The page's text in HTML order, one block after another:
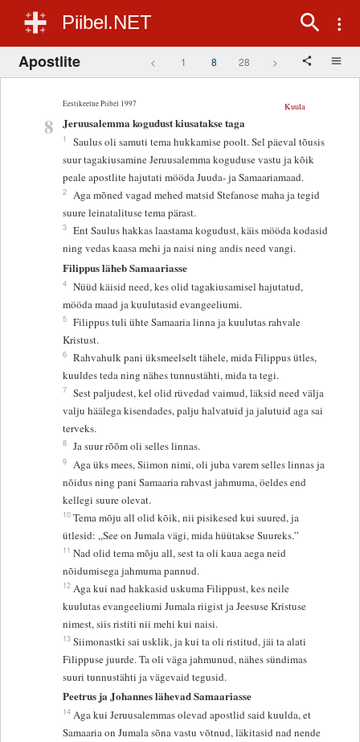
Piibel.NET
Apostlite < 1 8 28 >
Eestikeelne Piibel 1997
8
Kuula
Jeruusalemma kogudust kiusatakse taga
1
Saulus oli samuti tema hukkamise poolt. Sel päeval tõusis
suur tagakiusamine Jeruusalemma koguduse vastu ja kõik
peale apostlite hajutati mööda Juuda- ja Samaariamaad.
2 Aga mõned vagad mehed matsid Stefanose maha ja tegid
suure leinatalituse tema pärast.
3 Ent Saulus hakkas laastama kogudust, käis mööda kodasid
ning vedas kaasa mehi ja naisi ning andis need vangi.
Filippus läheb Samaariasse
4 Nüüd käisid need, kes olid tagakiusamisel hajutatud,
mööda maad ja kuulutasid evangeeliumi.
5 Filippus tuli ühte Samaaria linna ja kuulutas rahvale
Kristust.
6 Rahvahulk pani üksmeelselt tähele, mida Filippus ütles,
kuuldes teda ning nähes tunnustähti, mida ta tegi.
7 Sest paljudest, kel olid rüvedad vaimud, läksid need välja
valju häälega kisendades, palju halvatuid ja jalutuid aga sai
terveks.
8 Ja suur rõõm oli selles linnas.
9 Aga üks mees, Siimon nimi, oli juba varem selles linnas ja
nõidus ning pani Samaaria rahvast jahmuma, öeldes end
kellegi suure olevat.
10 Tema mõju all olid kõik, nii pisikesed kui suured, ja
ütlesid: „See on Jumala vägi, mida hüütakse Suureks.”
11 Nad olid tema mõju all, sest ta oli kaua aega neid
nõidumisega jahmuma pannud.
12 Aga kui nad hakkasid uskuma Filippust, kes neile
kuulutas evangeeliumi Jumala riigist ja Jeesuse Kristuse
nimest, siis ristiti nii mehi kui naisi.
13 Siimonastki sai usklik, ja kui ta oli ristitud, jäi ta alati
Filippuse juurde. Ta oli väga jahmunud, nähes sündimas
suuri tunnustähti ja vägevaid tegusid.
Peetrus ja Johannes lähevad Samaariasse
14 Aga kui Jeruusalemmas olevad apostlid said kuulda, et
Samaaria on Jumala sõna vastu võtnud, läkitasid nad nende